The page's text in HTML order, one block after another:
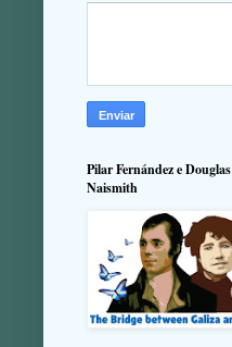
Pilar Fernández e Douglas
Naismith